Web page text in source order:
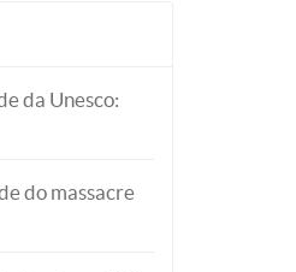
da Unesco:
do massacre